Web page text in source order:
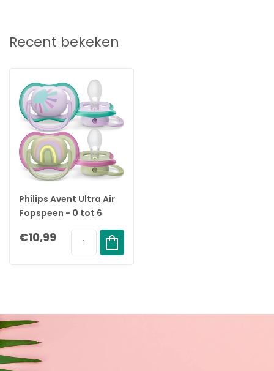
Recent bekeken
Philips Avent Ultra Air
Fopspeen - 0 tot 6
Maanden - 2 Speentjes
- Paars/Groen
Zon/Regenboog
€10,99